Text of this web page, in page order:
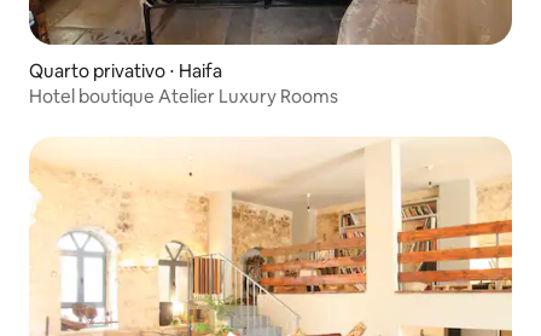
Quarto privativo ⋅ Haifa
Hotel boutique Atelier Luxury Rooms